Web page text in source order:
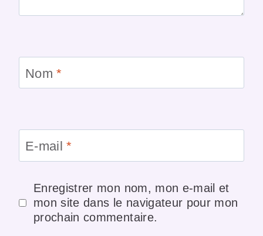
Nom*
E-mail*
Enregistrer mon nom, mon e-mail et
mon site dans le navigateur pour mon
prochain commentaire.